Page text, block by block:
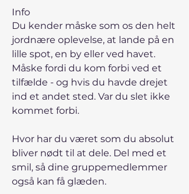
Info
Du kender måske som os den helt
jordnære oplevelse, at lande på en
lille spot, en by eller ved havet.
Måske fordi du kom forbi ved et
tilfælde - og hvis du havde drejet
ind et andet sted. Var du slet ikke
kommet forbi.
Hvor har du været som du absolut
bliver nødt til at dele. Del med et
smil, så dine gruppemedlemmer
også kan få glæden.